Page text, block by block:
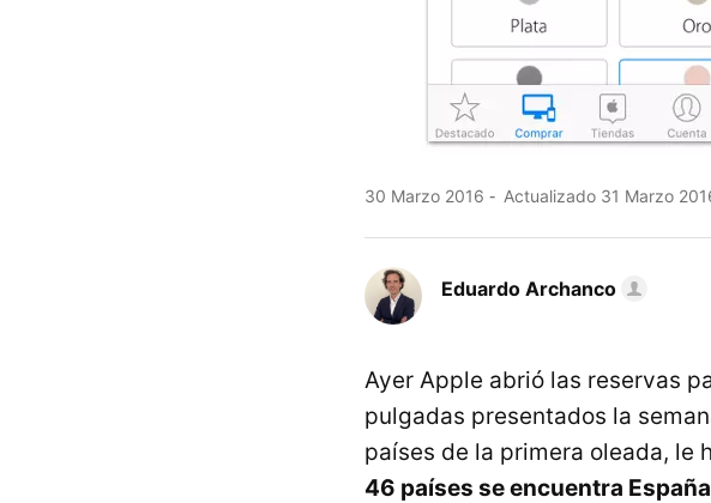
30 Marzo 2016 Actualizado 31 Marzo
Eduardo Archanco
Ayer Apple abrió las reservas
pulgadas presentados la
países de la primera oleada, le
46 países se encuentra España